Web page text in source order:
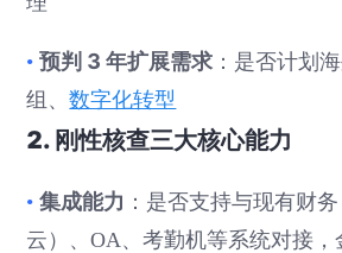
•预判 3 年扩展需求 ：是否计划
组、数字化转型
2. 刚性核查三大核心能力
•集成能力 ：是否支持与现有财
云）、OA、考勤机等系统对接，